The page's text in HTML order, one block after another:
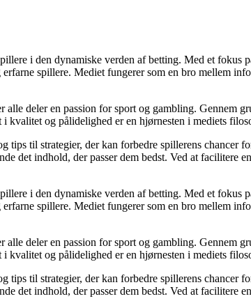
i den dynamiske verden af betting. Med et fokus
spillere. Mediet fungerer som en bro mellem
deler en passion for sport og gambling. Gennem
kvalitet og pålidelighed er en hjørnesten i mediets
til strategier, der kan forbedre spillerens chancer
det indhold, der passer dem bedst. Ved at facilitere
i den dynamiske verden af betting. Med et fokus
spillere. Mediet fungerer som en bro mellem
deler en passion for sport og gambling. Gennem
kvalitet og pålidelighed er en hjørnesten i mediets
til strategier, der kan forbedre spillerens chancer
det indhold, der passer dem bedst. Ved at facilitere